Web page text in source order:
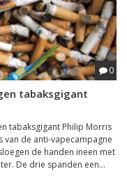
0
tabaksgigant
tabaksgigant Philip Morris
van de anti-vapecampagne
de handen ineen met
De drie spanden een...